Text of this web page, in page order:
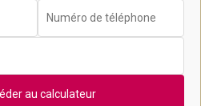
au calculateur